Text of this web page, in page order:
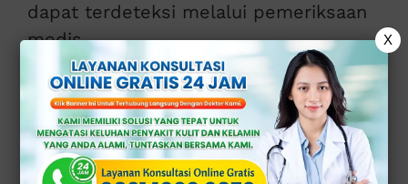
dapat terdeteksi melalui pemeriksaan
medis.
Baca juga:Perbedaan Kutil
Kelamin dan Herpes
Genital, Ini Penjelasannya
X